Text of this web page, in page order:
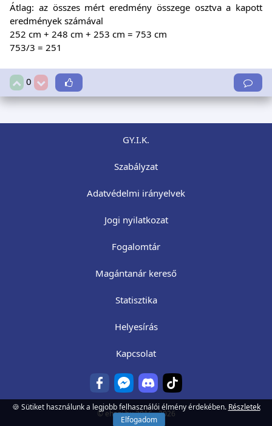
Átlag: az összes mért eredmény összege osztva a kapott
eredmények számával
252 cm + 248 cm + 253 cm = 753 cm
753/3 = 251
0
GY.I.K.
Szabályzat
Adatvédelmi irányelvek
Jogi nyilatkozat
Fogalomtár
Magántanár kereső
Statisztika
Helyesírás
Kapcsolat
©ehazi.hu2016 - 2026
🍪 Sütiket használunk a legjobb felhasználói élmény érdekében. Részletek
Elfogadom